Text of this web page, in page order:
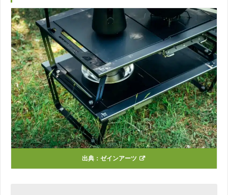
出典： ゼインアーツ